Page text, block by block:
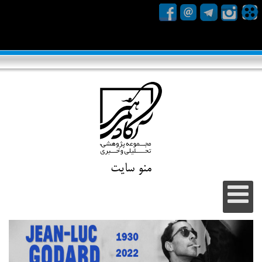
منو سایت